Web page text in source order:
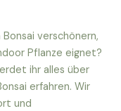
verschönern,
Pflanze eignet?
ihr alles über
erfahren. Wir
und